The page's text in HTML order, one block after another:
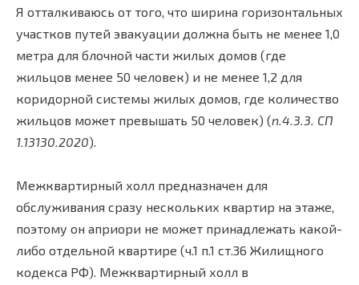
Я отталкиваюсь от того, что ширина горизонтальных
участков путей эвакуации должна быть не менее 1,0
метра для блочной части жилых домов (где
жильцов менее 50 человек) и не менее 1,2 для
коридорной системы жилых домов, где количество
жильцов может превышать 50 человек) (п.4.3.3. СП
1.13130.2020).
Межквартирный холл предназначен для
обслуживания сразу нескольких квартир на этаже,
поэтому он априори не может принадлежать какой-
либо отдельной квартире (ч.1 п.1 ст.36 Жилищного
кодекса РФ). Межквартирный холл в